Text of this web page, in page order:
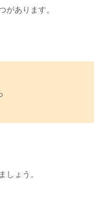
があります。
しょう。